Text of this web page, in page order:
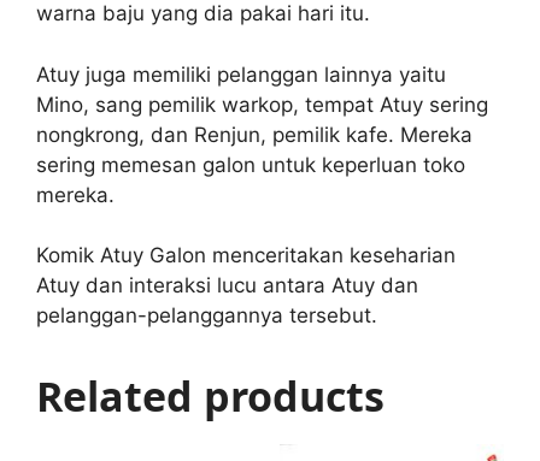
warna baju yang dia pakai hari itu.
Atuy juga memiliki pelanggan lainnya yaitu
Mino, sang pemilik warkop, tempat Atuy sering
nongkrong, dan Renjun, pemilik kafe. Mereka
sering memesan galon untuk keperluan toko
mereka.
Komik Atuy Galon menceritakan keseharian
Atuy dan interaksi lucu antara Atuy dan
pelanggan-pelanggannya tersebut.
Related products